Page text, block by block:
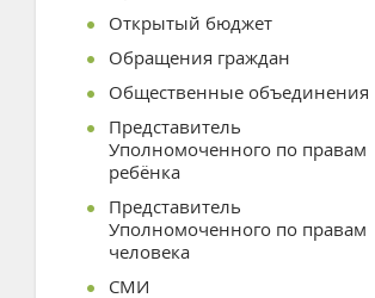
Открытый бюджет
Обращения граждан
Общественные объединения
Представитель
Уполномоченного по правам
ребёнка
Представитель
Уполномоченного по правам
человека
СМИ